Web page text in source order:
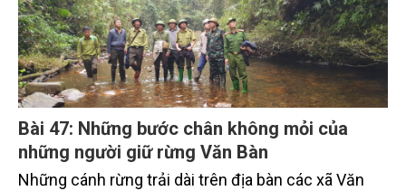
Bài 47: Những bước chân không mỏi của
những người giữ rừng Văn Bàn
Những cánh rừng trải dài trên địa bàn các xã Văn